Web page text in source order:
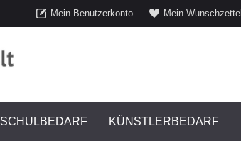
Mein Benutzerkonto Mein Wunschzettel
SCHULBEDARF KÜNSTLERBEDARF